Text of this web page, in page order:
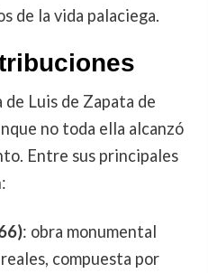
de la vida palaciega.
Luis de Zapata de
no toda ella alcanzó
Entre sus principales
: obra monumental
compuesta por